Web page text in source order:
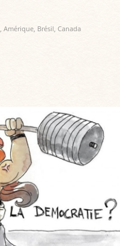
, Amérique, Brésil, Canada